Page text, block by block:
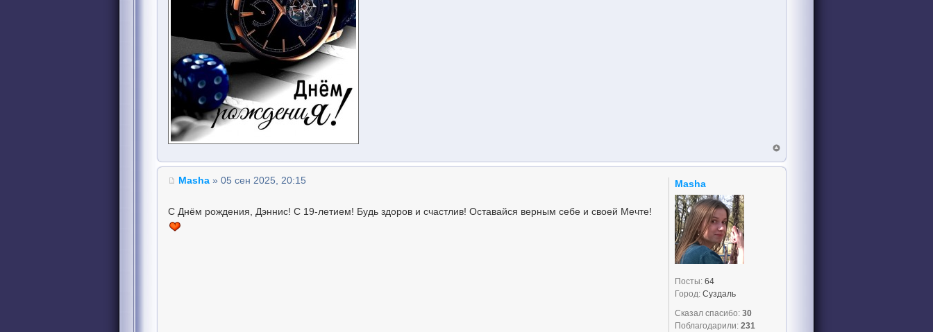
Masha » 05 сен 2025, 20:15
С Днём рождения, Дэннис! С 19-летием! Будь здоров и счастлив! Оставайся верным себе и своей Мечте!
Masha
Посты: 64
Город: Суздаль
Сказал спасибо: 30
Поблагодарили: 231